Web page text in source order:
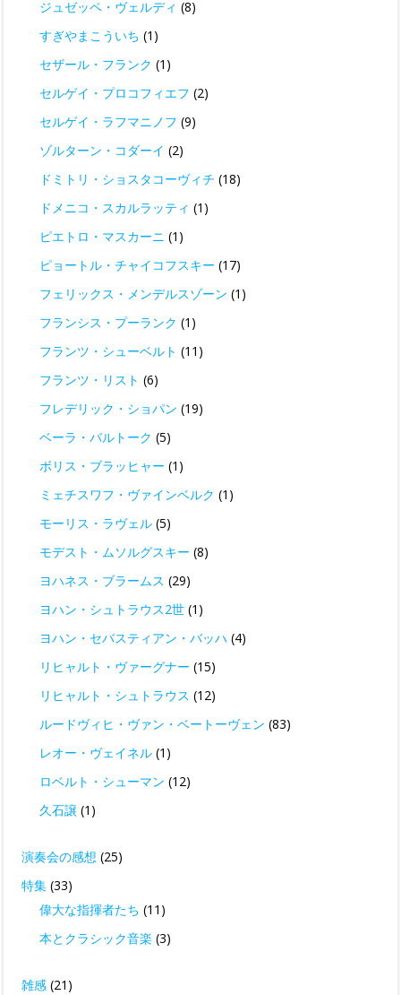
ジュゼッペ・ヴェルディ (8)
すぎやまこういち (1)
セザール・フランク (1)
セルゲイ・プロコフィエフ (2)
セルゲイ・ラフマニノフ (9)
ゾルターン・コダーイ (2)
ドミトリ・ショスタコーヴィチ (18)
ドメニコ・スカルラッティ (1)
ピエトロ・マスカーニ (1)
ピョートル・チャイコフスキー (17)
フェリックス・メンデルスゾーン (1)
フランシス・プーランク (1)
フランツ・シューベルト (11)
フランツ・リスト (6)
フレデリック・ショパン (19)
ベーラ・バルトーク (5)
ボリス・ブラッヒャー (1)
ミェチスワフ・ヴァインベルク (1)
モーリス・ラヴェル (5)
モデスト・ムソルグスキー (8)
ヨハネス・ブラームス (29)
ヨハン・シュトラウス2世 (1)
ヨハン・セバスティアン・バッハ (4)
リヒャルト・ヴァーグナー (15)
リヒャルト・シュトラウス (12)
ルードヴィヒ・ヴァン・ベートーヴェン (83)
レオー・ヴェイネル (1)
ロベルト・シューマン (12)
久石譲 (1)
演奏会の感想 (25)
特集 (33)
偉大な指揮者たち (11)
本とクラシック音楽 (3)
雑感 (21)